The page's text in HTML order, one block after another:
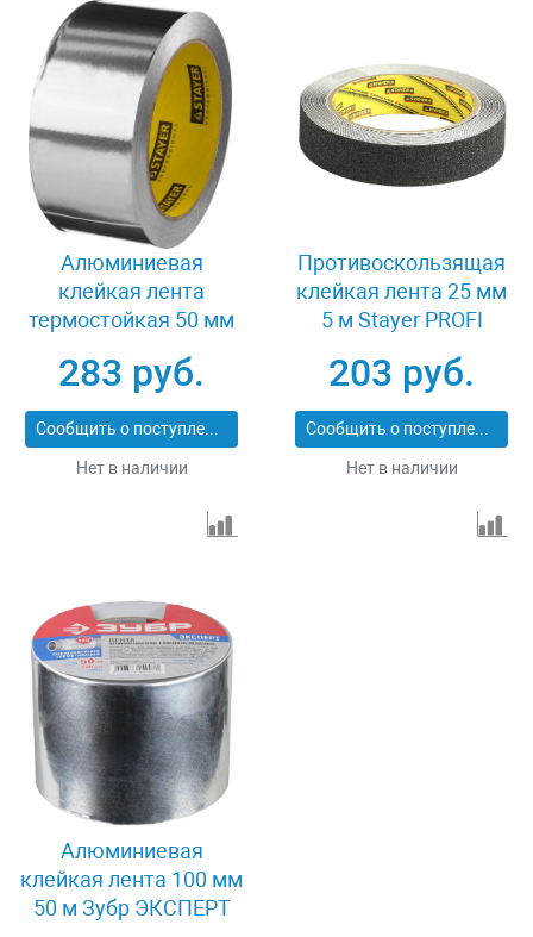
Алюминиевая
клейкая лента
термостойкая 50 мм
Professional 12268-50-
25
283 руб.
Сообщить о поступлении
Нет в наличии
Противоскользящая
клейкая лента 25 мм
5 м Stayer PROFI
203 руб.
Сообщить о поступлении
Нет в наличии
Алюминиевая
клейкая лента 100 мм
50 м Зубр ЭКСПЕРТ